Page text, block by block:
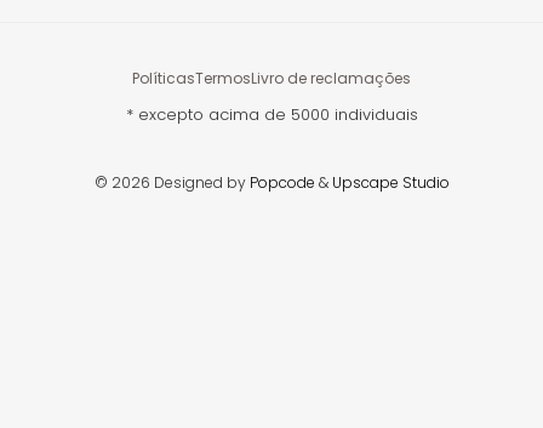
PolíticasTermosLivro de reclamações
* excepto acima de 5000 individuais
© 2026 Designed by Popcode & Upscape Studio